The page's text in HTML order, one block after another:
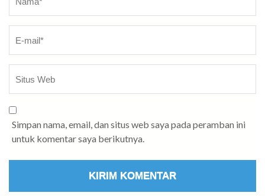
Simpan nama, email, dan situs web saya pada peramban ini
untuk komentar saya berikutnya.